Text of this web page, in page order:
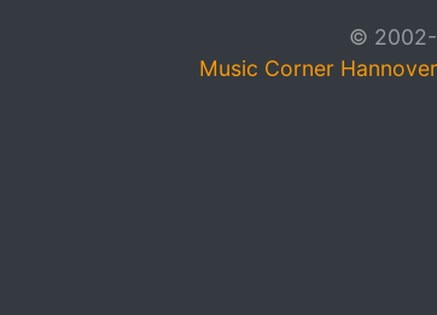
© 2002-
Music Corner Hannover